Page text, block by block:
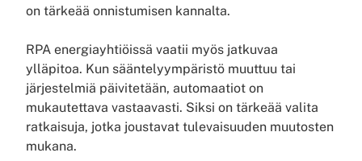
on tärkeää onnistumisen kannalta.
RPA energiayhtiöissä vaatii myös jatkuvaa
ylläpitoa. Kun sääntelyympäristö muuttuu tai
järjestelmiä päivitetään, automaatiot on
mukautettava vastaavasti. Siksi on tärkeää valita
ratkaisuja, jotka joustavat tulevaisuuden muutosten
mukana.